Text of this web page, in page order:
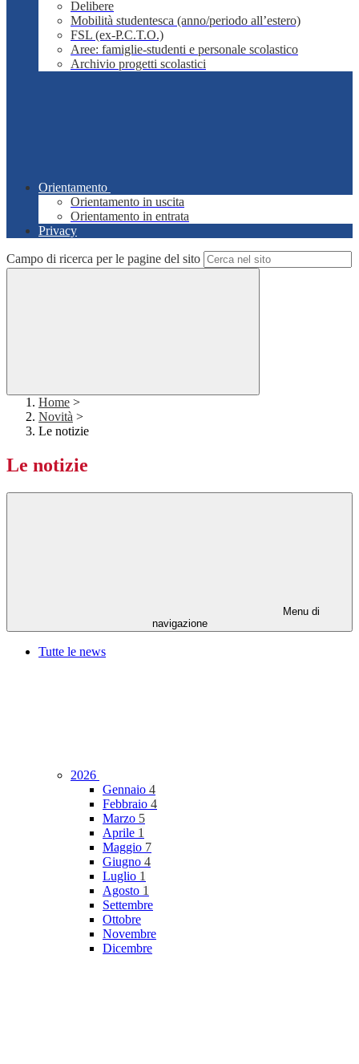
Delibere
Mobilità studentesca (anno/periodo all’estero)
FSL (ex-P.C.T.O.)
Aree: famiglie-studenti e personale scolastico
Archivio progetti scolastici
Orientamento
Orientamento in uscita
Orientamento in entrata
Privacy
Campo di ricerca per le pagine del sito
Home >
Novità >
Le notizie
Le notizie
Menu di
navigazione
Tutte le news
2026
Gennaio 4
Febbraio 4
Marzo 5
Aprile 1
Maggio 7
Giugno 4
Luglio 1
Agosto 1
Settembre
Ottobre
Novembre
Dicembre